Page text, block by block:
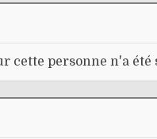
cette personne n'a